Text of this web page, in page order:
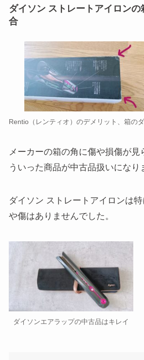
ダイソン ストレートアイロンの
合
Rentio（レンティオ）のデメリット、箱の
メーカーの箱の角に傷や損傷が見
ういった商品が中古品扱いになり
ダイソン ストレートアイロンは
や傷はありませんでした。
ダイソンエアラップの中古品はキレイ